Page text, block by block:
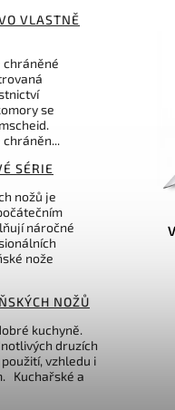
VLASTNĚ
chráněné
se
SÉRIE
nožů je
náročné
nože
NOŽŮ
kuchyně.
druzích
vzhledu i
Kuchařské a
6860.926.20.0
nůž